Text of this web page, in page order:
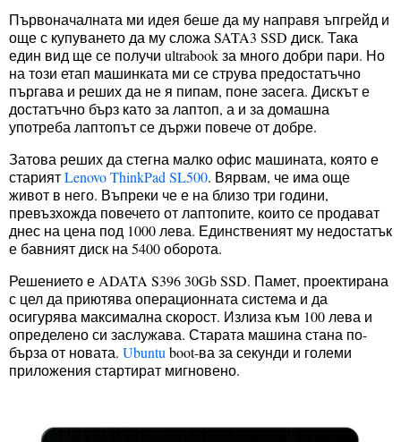
Първоначалната ми идея беше да му направя ъпгрейд и
още с купуването да му сложа SATA3 SSD диск. Така
един вид ще се получи ultrabook за много добри пари. Но
на този етап машинката ми се струва предостатъчно
пъргава и реших да не я пипам, поне засега. Дискът е
достатъчно бърз като за лаптоп, а и за домашна
употреба лаптопът се държи повече от добре.
Затова реших да стегна малко офис машината, която е
стариятLenovo ThinkPad SL500. Вярвам, че има още
живот в него. Въпреки че е на близо три години,
превъзхожда повечето от лаптопите, които се продават
днес на цена под 1000 лева. Единственият му недостатък
е бавният диск на 5400 оборота.
Решението е ADATA S396 30Gb SSD. Памет, проектирана
с цел да приютява операционната система и да
осигурява максимална скорост. Излиза към 100 лева и
определено си заслужава. Старата машина стана по-
бърза от новата. Ubuntuboot-ва за секунди и големи
приложения стартират мигновено.